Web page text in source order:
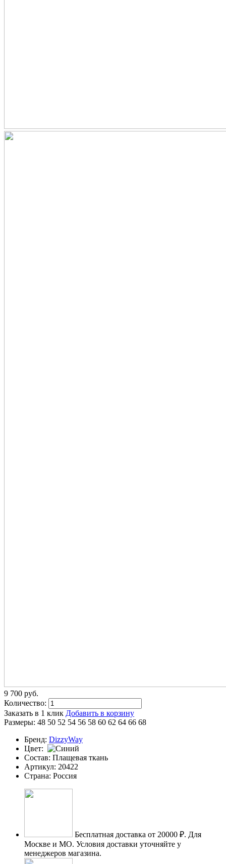
9 700 pуб.
Количество:
Заказать в 1 клик Добавить в корзину
Размеры: 48 50 52 54 56 58 60 62 64 66 68
Бренд: DizzyWay
Цвет:
Состав: Плащевая ткань
Артикул: 20422
Страна: Россия
Бесплатная доставка от 20000 ₽. Для
Москве и МО. Условия доставки уточняйте у
менеджеров магазина.